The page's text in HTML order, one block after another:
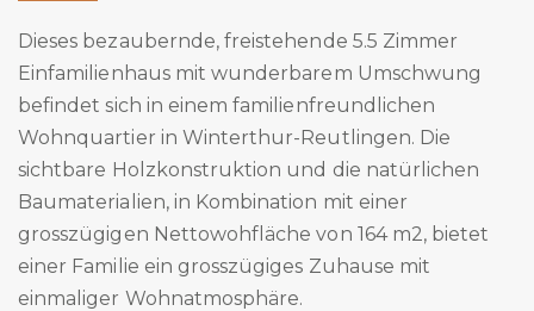
Dieses bezaubernde, freistehende 5.5 Zimmer
Einfamilienhaus mit wunderbarem Umschwung
befindet sich in einem familienfreundlichen
Wohnquartier in Winterthur-Reutlingen. Die
sichtbare Holzkonstruktion und die natürlichen
Baumaterialien, in Kombination mit einer
grosszügigen Nettowohfläche von 164 m2, bietet
einer Familie ein grosszügiges Zuhause mit
einmaliger Wohnatmosphäre.